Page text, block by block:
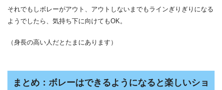
それでもしボレーがアウト、アウトしないまでもラインぎりぎりになる
ようでしたら、気持ち下に向けてもOK。
（身長の高い人だとたまにあります）
まとめ：ボレーはできるようになると楽しいショ